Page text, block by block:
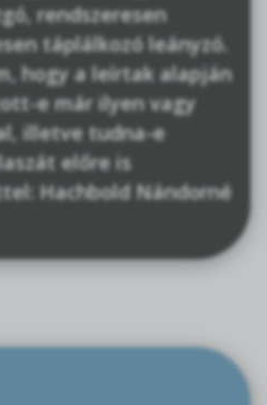
rendszeresen
táplálkozó leányzó.
hogy a leírtak alapján
e már ilyen vagy
illetve tudna-e
előre is
Hachbold Nándorné